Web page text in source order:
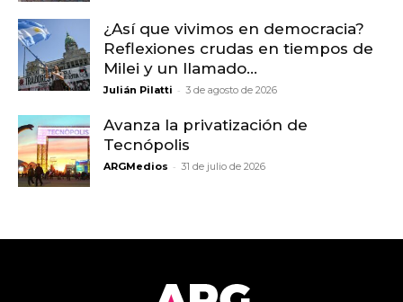
¿Así que vivimos en democracia?
Reflexiones crudas en tiempos de
Milei y un llamado...
Julián Pilatti - 3 de agosto de 2026
Avanza la privatización de
Tecnópolis
ARGMedios - 31 de julio de 2026